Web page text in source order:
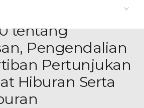
Nomor 2
tentang
Pengendalian
Pertunjukan
Hiburan Serta